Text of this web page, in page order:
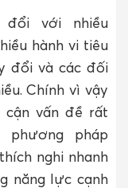
đổi với nhiều
hành vi tiêu
đổi và các đối
Chính vì vậy
cận vấn đề rất
pháp
nghi nhanh
năng lực cạnh